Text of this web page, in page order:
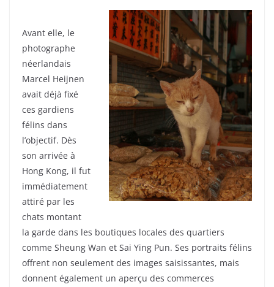
Avant elle, le
photographe
néerlandais
Marcel Heijnen
avait déjà fixé
ces gardiens
félins dans
l’objectif. Dès
son arrivée à
Hong Kong, il fut
immédiatement
attiré par les
chats montant
la garde dans les boutiques locales des quartiers
comme Sheung Wan et Sai Ying Pun. Ses portraits félins
offrent non seulement des images saisissantes, mais
donnent également un aperçu des commerces